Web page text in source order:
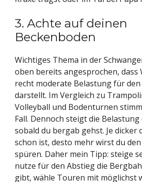
3. Achte auf deinen
Beckenboden
Wichtiges Thema in der
oben bereits angesprochen, dass
recht moderate Belastung für
darstellt. Im Vergleich zu
Volleyball und Bodenturnen
Fall. Dennoch steigt die
sobald du bergab gehst. Je dicker
schon ist, desto mehr wirst du
spüren. Daher mein Tipp: steige
nutze für den Abstieg die
gibt, wähle Touren mit möglichst